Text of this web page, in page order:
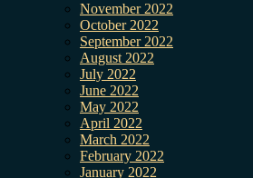
November 2022
October 2022
September 2022
August 2022
July 2022
June 2022
May 2022
April 2022
March 2022
February 2022
January 2022